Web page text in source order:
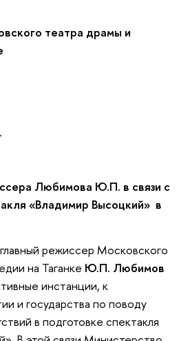
театра драмы и
.
Любимова Ю.П. в связи с
«Владимир Высоцкий» в
режиссер Московского
на Таганке Ю.П. Любимов
инстанции, к
и государства по поводу
в подготовке спектакля